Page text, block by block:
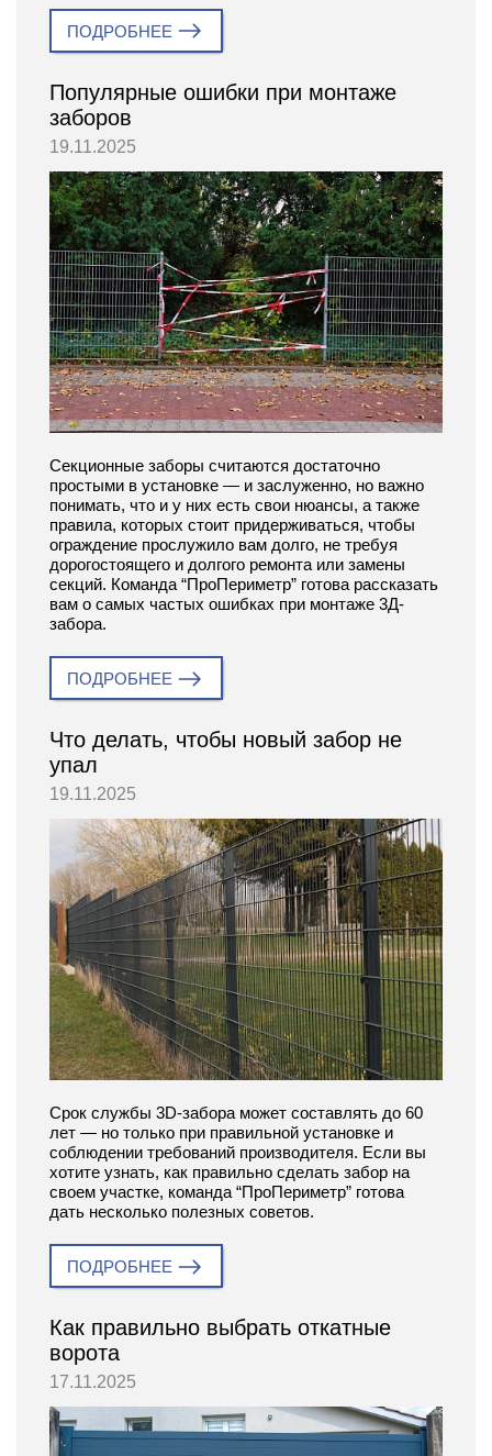
ПОДРОБНЕЕ
Популярные ошибки при монтаже
заборов
19.11.2025
Секционные заборы считаются достаточно
простыми в установке — и заслуженно, но важно
понимать, что и у них есть свои нюансы, а также
правила, которых стоит придерживаться, чтобы
ограждение прослужило вам долго, не требуя
дорогостоящего и долгого ремонта или замены
секций. Команда “ПроПериметр” готова рассказать
вам о самых частых ошибках при монтаже 3Д-
забора.
ПОДРОБНЕЕ
Что делать, чтобы новый забор не
упал
19.11.2025
Срок службы 3D-забора может составлять до 60
лет — но только при правильной установке и
соблюдении требований производителя. Если вы
хотите узнать, как правильно сделать забор на
своем участке, команда “ПроПериметр” готова
дать несколько полезных советов.
ПОДРОБНЕЕ
Как правильно выбрать откатные
ворота
17.11.2025